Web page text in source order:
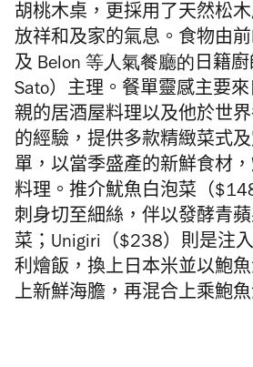
胡桃木桌， 更採用了天然松
放祥和及家的氣息 。食物由前
及 Belon 等人氣餐廳的 日籍廚
Sato）主理。 餐單靈感主要
親的居酒屋料理以及他於世界
的經驗，提供多款精緻菜式及
單，以當季盛產的新鮮食材
料理。推介魷魚白泡菜（$
刺身切至細絲， 伴以發酵青
菜； Unigiri （$238） 則是注
利燴飯，換上日本米並以鮑魚
上新鮮海膽，再混合上乘鮑